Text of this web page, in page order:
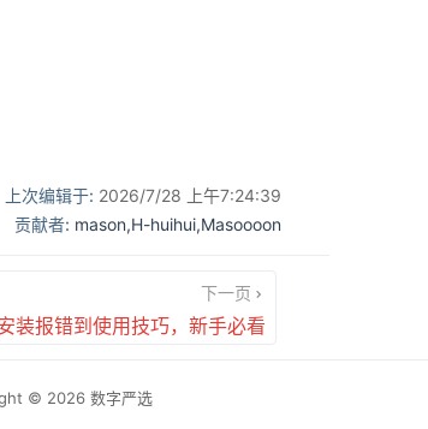
上次编辑于: 2026/7/28 上午7:24:39
贡献者: mason,H-huihui,Masoooon
下一页
装报错到使用技巧，新手必看
© 2026 数字严选